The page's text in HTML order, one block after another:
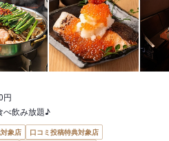
円
べ飲み放題♪
象店
口コミ投稿特典対象店